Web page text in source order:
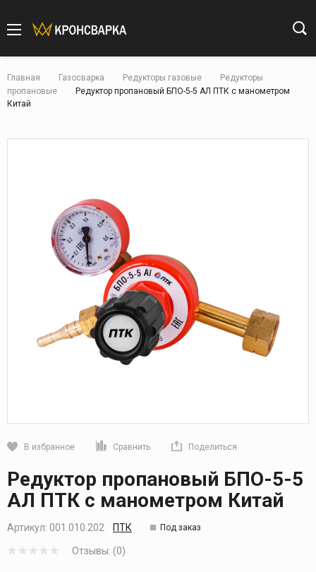
Главная Газосварка Редукторы газовые
Редукторы
пропановые
Редуктор пропановый БПО-5-5 АЛ ПТК с манометром
Китай
В избранное Сравнить Поделиться
Кликните, чтобы скопировать прямую ссылку
Редуктор пропановый БПО-5-5
АЛ ПТК с манометром Китай
Артикул: 001.010.202 ПТК Под заказ
Отзывы: (0)